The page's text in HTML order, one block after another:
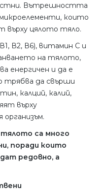
Вътрешността
които
върху цялото тяло.
В2, В6), витамин С и
на тялото,
енергичен и да е
трябва да свърши
калций, калий,
върху
организъм.
са много
поради които
редовно, а